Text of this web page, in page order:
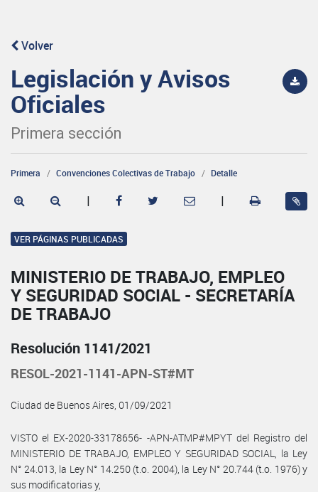
Volver
Legislación y Avisos
Oficiales
Primera sección
Primera Convenciones Colectivas de Trabajo Detalle
| |
VER PÁGINAS PUBLICADAS
MINISTERIO DE TRABAJO, EMPLEO
Y SEGURIDAD SOCIAL - SECRETARÍA
DE TRABAJO
Resolución 1141/2021
RESOL-2021-1141-APN-ST#MT
Ciudad de Buenos Aires, 01/09/2021
VISTO el EX-2020-33178656- -APN-ATMP#MPYT del Registro del
MINISTERIO DE TRABAJO, EMPLEO Y SEGURIDAD SOCIAL, la Ley
N° 24.013, la Ley N° 14.250 (t.o. 2004), la Ley N° 20.744 (t.o. 1976) y
sus modificatorias y,